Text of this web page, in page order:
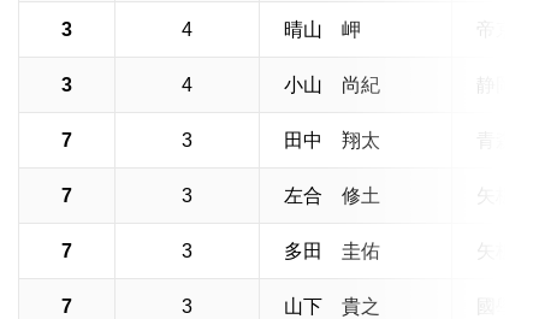
3 4 晴山 岬
3 4 小山 尚紀 静岡学
7 3 田中 翔太
7 3 左合 修土
7 3 多田 圭佑
7 3 山下 貴之